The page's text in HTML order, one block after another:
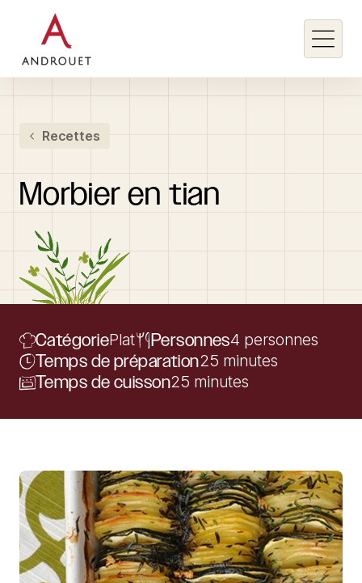
Rechercher un mot clé
Recettes
Morbier en tian
CatégoriePlat Personnes4 personnes
Temps de préparation25 minutes
Temps de cuisson25 minutes